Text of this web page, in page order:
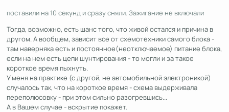
поставили на 10 секунд и сразу сняли. Зажигание не включали
Тогда, возможно, есть шанс того, что живой остался и причина в
другом. А вообщем, зависит все от схемотехники самого блока -
там наверняка есть и постоянное(неотключаемое) питание блока,
если на нем есть цепи шунтирования - то могли и за такое
короткое время пыхнуть.
У меня на практике (с другой, не автомобильной электроникой)
случалось так, что на короткое время - схема выдерживала
переполюсовку - при этом сильно разогревшись...
А в Вашем случае - вскрытие покажет.